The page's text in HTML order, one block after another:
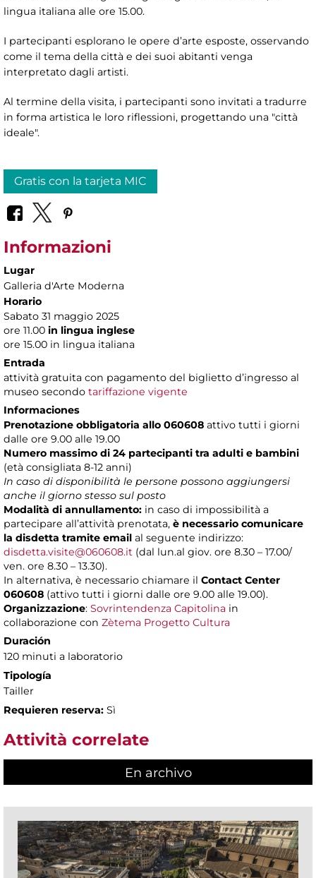
lingua italiana alle ore 15.00.
I partecipanti esplorano le opere d’arte esposte, osservando
come il tema della città e dei suoi abitanti venga
interpretato dagli artisti.
Al termine della visita, i partecipanti sono invitati a tradurre
in forma artistica le loro riflessioni, progettando una "città
ideale".
Gratis con la tarjeta MIC
Informazioni
Lugar
Galleria d'Arte Moderna
Horario
Sabato 31 maggio 2025
ore 11.00 in lingua inglese
ore 15.00 in lingua italiana
Entrada
attività gratuita con pagamento del biglietto d’ingresso al
museo secondo tariffazione vigente
Informaciones
Prenotazione obbligatoria allo 060608 attivo tutti i giorni
dalle ore 9.00 alle 19.00
Numero massimo di 24 partecipanti tra adulti e bambini
(età consigliata 8-12 anni)
In caso di disponibilità le persone possono aggiungersi
anche il giorno stesso sul posto
Modalità di annullamento: in caso di impossibilità a
partecipare all’attività prenotata, è necessario comunicare
la disdetta tramite email al seguente indirizzo:
disdetta.visite@060608.it (dal lun.al giov. ore 8.30 – 17.00/
ven. ore 8.30 – 13.30).
In alternativa, è necessario chiamare il Contact Center
060608 (attivo tutti i giorni dalle ore 9.00 alle 19.00).
Organizzazione: Sovrintendenza Capitolina in
collaborazione con Zètema Progetto Cultura
Duración
120 minuti a laboratorio
Tipología
Tailler
Requieren reserva: Sì
Attività correlate
En archivo